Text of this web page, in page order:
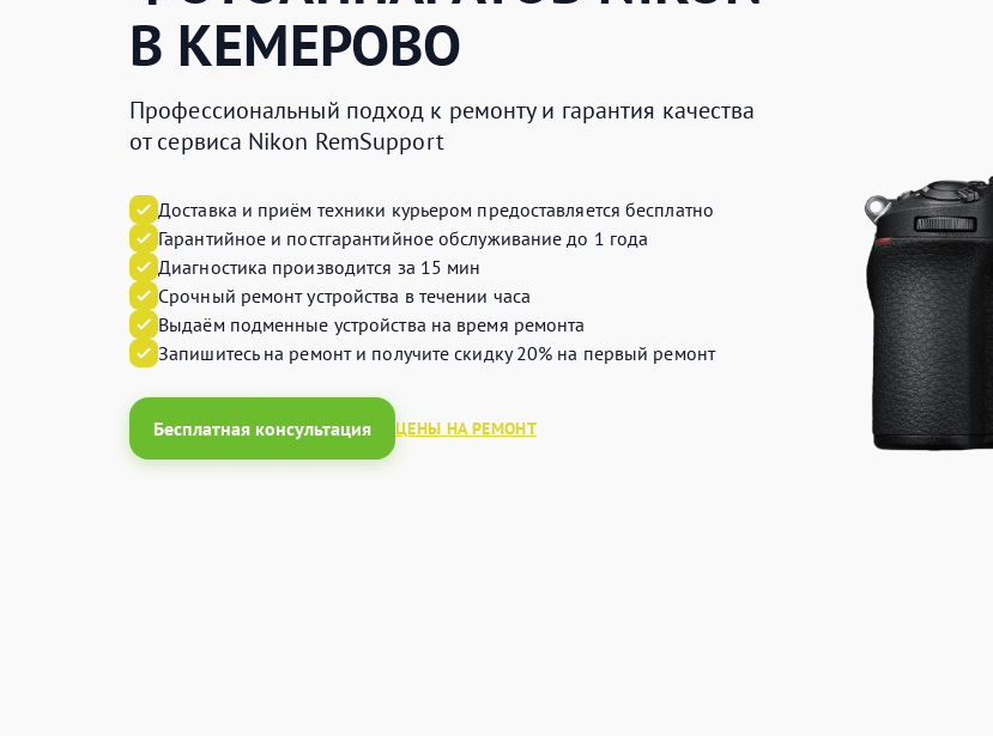
В КЕМЕРОВО
Профессиональный подход к ремонту и гарантия качества
от сервиса Nikon RemSupport
Доставка и приём техники курьером предоставляется бесплатно
Гарантийное и постгарантийное обслуживание до 1 года
Диагностика производится за 15 мин
Срочный ремонт устройства в течении часа
Выдаём подменные устройства на время ремонта
Запишитесь на ремонт и получитескидку 20% на первый ремонт
Бесплатная консультация ЦЕНЫ НА РЕМОНТ